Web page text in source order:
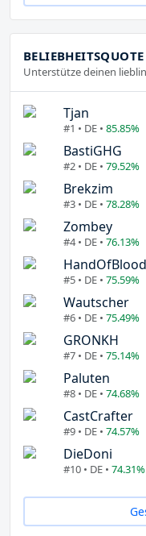
BELIEBHEITSQUOTE
Unterstütze deinen
Tjan
#1 • DE • 85.85%
BastiGHG
#2 • DE • 79.52%
Brekzim
#3 • DE • 78.28%
Zombey
#4 • DE • 76.13%
HandOfBlood
#5 • DE • 75.59%
Wautscher
#6 • DE • 75.49%
GRONKH
#7 • DE • 75.14%
Paluten
#8 • DE • 74.68%
CastCrafter
#9 • DE • 74.57%
DieDoni
#10 • DE • 74.31%